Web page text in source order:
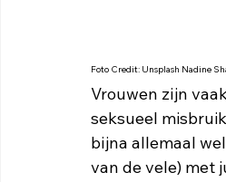
Foto Credit: Unsplash Nadine
Vrouwen zijn
seksueel
bijna allemaal
van de vele) met